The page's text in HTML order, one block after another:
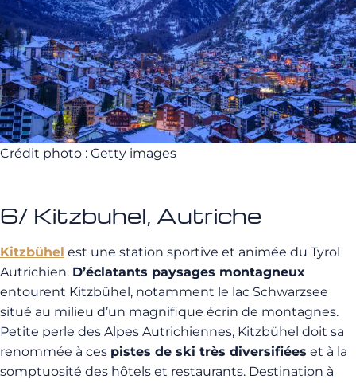
Crédit photo : Getty images
6/ Kitzbuhel, Autriche
Kitzbühel est une station sportive et animée du Tyrol
Autrichien. D’éclatants paysages montagneux
entourent Kitzbühel, notamment le lac Schwarzsee
situé au milieu d’un magnifique écrin de montagnes.
Petite perle des Alpes Autrichiennes, Kitzbühel doit sa
renommée à ces pistes de ski très diversifiées et à la
somptuosité des hôtels et restaurants. Destination à